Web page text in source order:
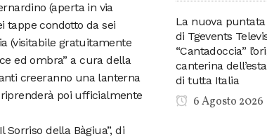
(aperta in via
tappe condotto da sei
(visitabile gratuitamente
ed ombra” a cura della
creeranno una lanterna
poi ufficialmente
della Bàgiua”, di
La nuova
di Tgevents
“Cantadoccia”
canterina
di tutta Italia
6 Agosto 2026